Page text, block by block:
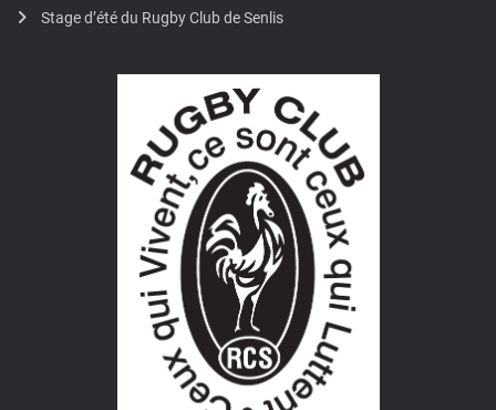
Stage d’été du Rugby Club de Senlis